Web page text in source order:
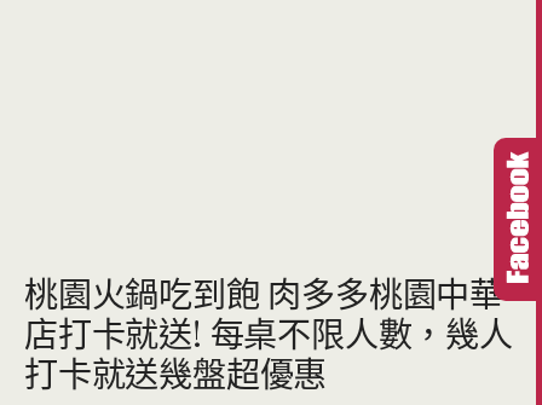
桃園火鍋吃到飽 肉多多桃園中華
店打卡就送! 每桌不限人數，幾人
打卡就送幾盤超優惠